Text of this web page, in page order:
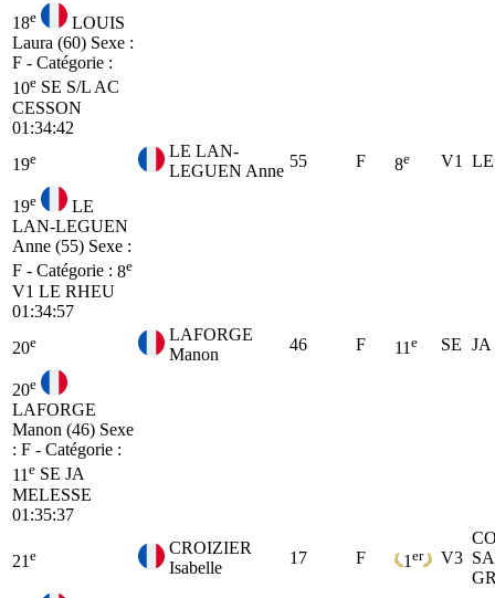
18e
LOUIS
Laura (60) Sexe :
F - Catégorie :
10e SE S/L AC
CESSON
01:34:42
19e
LE LAN-
LEGUEN Anne
55 F 8e V1
19e
LE
LAN-LEGUEN
Anne (55) Sexe :
F - Catégorie : 8e
V1 LE RHEU
01:34:57
20e
LAFORGE
Manon
46 F 11 e SE JA
20e
LAFORGE
Manon (46) Sexe
: F - Catégorie :
11 e SE JA
MELESSE
01:35:37
21 e
CROIZIER
Isabelle
17 F 1 er V3